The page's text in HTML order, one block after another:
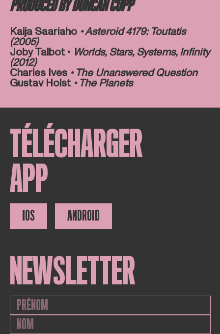
PRODUCED BY DUNCAN COPP
Kaija Saariaho• Asteroid 4179: Toutatis
(2005)
Joby Talbot • Worlds, Stars, Systems, Infinity
(2012)
Charles Ives • The Unanswered Question
Gustav Holst• The Planets
TÉLÉCHARGER
APP
IOS ANDROID
NEWSLETTER